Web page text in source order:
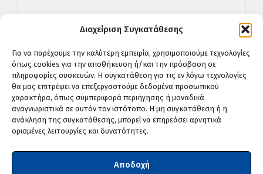
Διαχείριση Συγκατάθεσης
Για να παρέχουμε την καλύτερη εμπειρία, χρησιμοποιούμε τεχνολογίες
όπως cookies για την αποθήκευση ή/και την πρόσβαση σε
πληροφορίες συσκευών. Η συγκατάθεση για τις εν λόγω τεχνολογίες
θα μας επιτρέψει να επεξεργαστούμε δεδομένα προσωπικού
χαρακτήρα, όπως συμπεριφορά περιήγησης ή μοναδικά
αναγνωριστικά σε αυτόν τον ιστότοπο. Η μη συγκατάθεση ή η
ανάκληση της συγκατάθεσης, μπορεί να επηρεάσει αρνητικά
ορισμένες λειτουργίες και δυνατότητες.
Αποδοχή
ΑΣΕΠ
Διαύγεια ΔΠΕ Φλωρινας
Διαύγεια ΠΔΕ Δυτ Μακεδονίας
Εκπαιδευτική πύλη esos